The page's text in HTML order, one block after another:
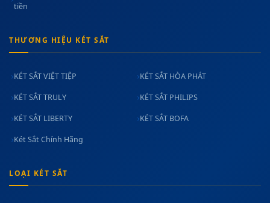
tiền
THƯƠNG HIỆU KÉT SẮT
KÉT SẮT VIỆT TIỆP KÉT SẮT HÒA PHÁT
KÉT SẮT TRULY KÉT SẮT PHILIPS
KÉT SẮT LIBERTY KÉT SẮT BOFA
Két Sắt Chính Hãng
LOẠI KÉT SẮT